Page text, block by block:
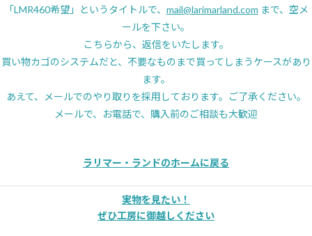
「LMR460希望」というタイトルで、 mail@larimarland.com まで、空メ
ールを下さい。
こちらから、返信をいたします。
買い物カゴのシステムだと、不要なものまで買ってしまうケースがあり
ます。
あえて、メールでのやり取りを採用しております。ご了承ください。
メールで、お電話で、購入前のご相談も大歓迎
ラリマー・ランドのホームに戻る
実物を見たい！
ぜひ工房に御越しください